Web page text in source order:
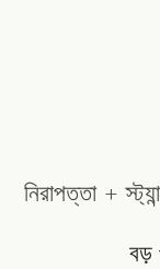
নিরাপত্তা +
বড়